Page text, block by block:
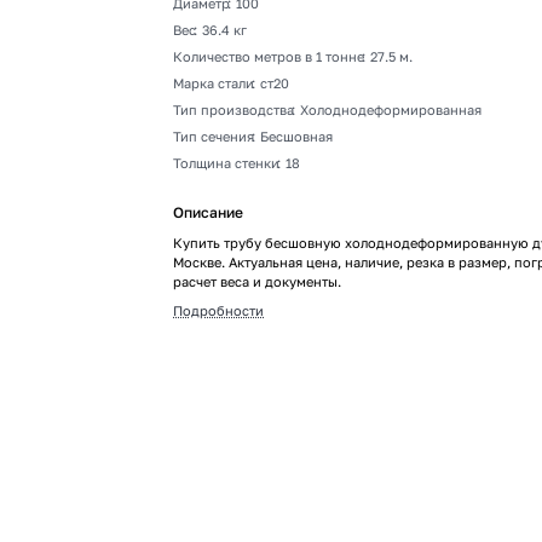
Вес: 36.4 кг
Количество метров в 1 тонне: 27.5 м.
Марка стали: ст20
Тип производства: Холоднодеформированная
Тип сечения: Бесшовная
Толщина стенки: 18
Описание
Купить трубу бесшовную холоднодеформированную
Москве. Актуальная цена, наличие, резка в размер,
расчет веса и документы.
Подробности